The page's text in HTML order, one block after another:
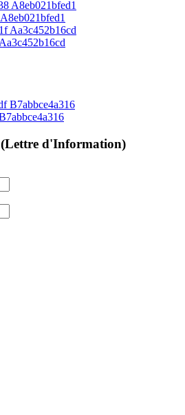
d'Information)